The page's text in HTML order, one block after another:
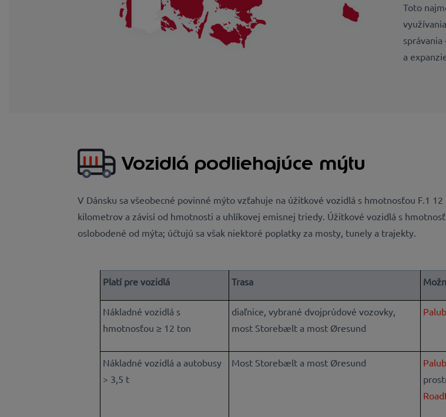
Toto
a
Vozidlá podliehajúce mýtu
V Dánsku sa všeobecné povinné mýto vzťahuje na úžitkové vozidlá s hmotnosťou F.1
kilometrov a závisí od hmotnosti a uhlíkovej emisnej triedy. Úžitkové vozidlá s
oslobodené od mýta; účtujú sa však niektoré poplatky za mosty, tunely a trajekty.
Platí pre vozidlá Trasa
Nákladné vozidlá s
hmotnosťou ≥ 12 ton
diaľnice, vybrané dvojprúdové vozovky,
most Storebælt a most Øresund
Nákladné vozidlá a autobusy
> 3,5 t
Most Storebælt a most Øresund